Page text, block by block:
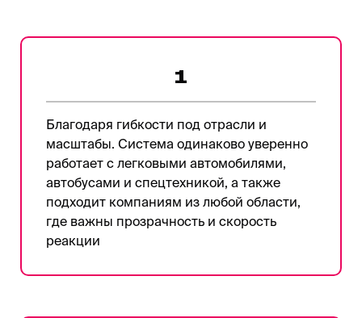
1
Благодаря гибкости под отрасли и
масштабы. Система одинаково уверенно
работает с легковыми автомобилями,
автобусами и спецтехникой, а также
подходит компаниям из любой области,
где важны прозрачность и скорость
реакции